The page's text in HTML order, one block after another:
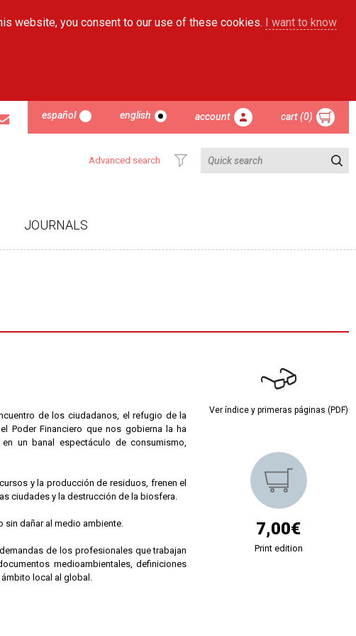
website, you consent to our use of these cookies. I want to know
español english account cart (0)
Advanced search
JOURNALS
de los ciudadanos, el refugio de la
Poder Financiero que nos gobierna la ha
un banal espectáculo de consumismo,
y la producción de residuos, frenen el
ciudades y la destrucción de la biosfera.
dañar al medio ambiente.
de los profesionales que trabajan
medioambientales, definiciones
local al global.
Ver índice y primeras páginas (PDF)
7,00€
Print edition